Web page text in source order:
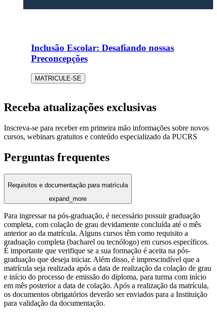
Inclusão Escolar: Desafiando nossas
Preconcepções
MATRICULE-SE
Receba atualizações exclusivas
Inscreva-se para receber em primeira mão informações sobre novos
cursos, webinars gratuitos e conteúdo especializado da PUCRS
Perguntas frequentes
Requisitos e documentação para matrícula
expand_more
Para ingressar na pós-graduação, é necessário possuir graduação
completa, com colação de grau devidamente concluída até o mês
anterior ao da matrícula. Alguns cursos têm como requisito a
graduação completa (bacharel ou tecnólogo) em cursos específicos.
É importante que verifique se a sua formação é aceita na pós-
graduação que deseja iniciar. Além disso, é imprescindível que a
matrícula seja realizada após a data de realização da colação de grau
e início do processo de emissão do diploma, para turma com início
em mês posterior a data de colação. Após a realização da matrícula,
os documentos obrigatórios deverão ser enviados para a Instituição
para validação da documentação.